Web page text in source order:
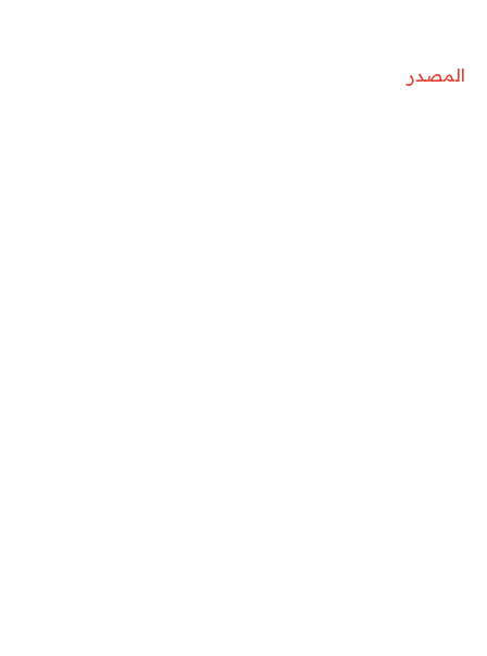
المصدر